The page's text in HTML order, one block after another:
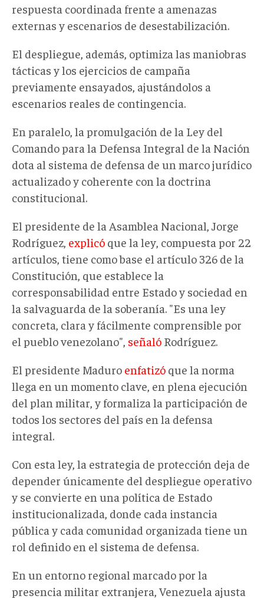
respuesta coordinada frente a amenazas
externas y escenarios de desestabilización.
El despliegue, además, optimiza las maniobras
tácticas y los ejercicios de campaña
previamente ensayados, ajustándolos a
escenarios reales de contingencia.
En paralelo, la promulgación de la Ley del
Comando para la Defensa Integral de la Nación
dota al sistema de defensa de un marco jurídico
actualizado y coherente con la doctrina
constitucional.
El presidente de la Asamblea Nacional, Jorge
Rodríguez, explicó que la ley , compuesta por 22
artículos tiene como base el artículo 326 de la
Constitución, que establece la
corresponsabilidad entre Estado y sociedad en
la salvaguarda de la soberanía. "Es una ley
concreta, clara y fácilmente comprensible por
el pueblo venezolano", señaló Rodríguez.
El presidente Maduro enfatizó que la norma
llega en un momento clave, en plena ejecución
del plan militar, y formaliza la participación de
todos los sectores del país en la defensa
integral.
Con esta ley, la estrategia de protección deja de
depender únicamente del despliegue operativo
y se convierte en una política de Estado
institucionalizada, donde cada instancia
pública y cada comunidad organizada tiene un
rol definido en el sistema de defensa.
En un entorno regional marcado por la
presencia militar extranjera, Venezuela ajusta